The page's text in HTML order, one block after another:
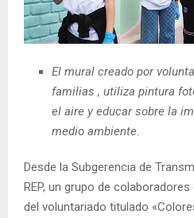
El mural creado por
familias , utiliza pintura
el aire y educar sobre la
medio ambiente.
Desde la Subgerencia de
REP, un grupo de
del voluntariado titulado